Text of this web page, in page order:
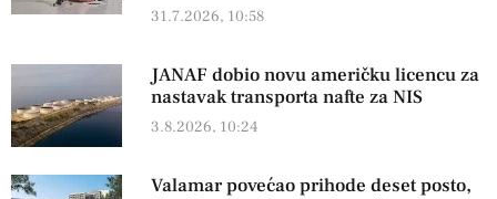
31.7.2026, 10:58
JANAF dobio novu američku licencu za
nastavak transporta nafte za NIS
3.8.2026, 10:24
Valamar povećao prihode deset posto,